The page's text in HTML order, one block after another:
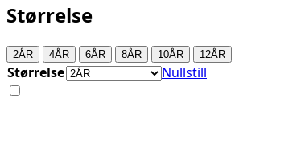
Størrelse
2ÅR 4ÅR 6ÅR 8ÅR 10ÅR 12ÅR
Størrelse Nullstill